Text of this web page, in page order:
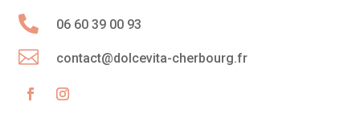
 06 60 39 00 93
 contact@dolcevita-cherbourg.fr